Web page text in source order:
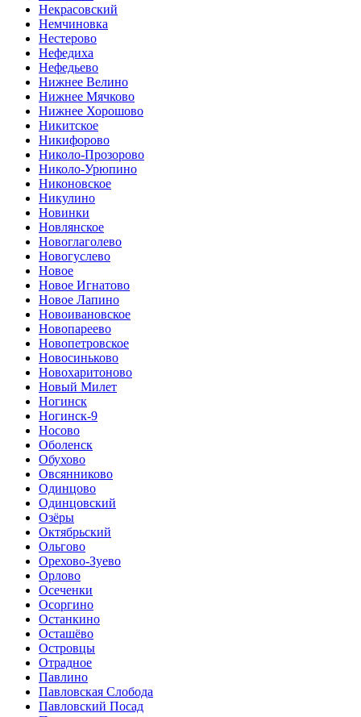
Некрасовский
Немчиновка
Нестерово
Нефедиха
Нефедьево
Нижнее Велино
Нижнее Мячково
Нижнее Хорошово
Никитское
Никифорово
Николо-Прозорово
Николо-Урюпино
Никоновское
Никулино
Новинки
Новлянское
Новоглаголево
Новогуслево
Новое
Новое Игнатово
Новое Лапино
Новоивановское
Новопареево
Новопетровское
Новосиньково
Новохаритоново
Новый Милет
Ногинск
Ногинск-9
Носово
Оболенск
Обухово
Овсянниково
Одинцово
Одинцовский
Озёры
Октябрьский
Ольгово
Орехово-Зуево
Орлово
Осеченки
Осоргино
Останкино
Осташёво
Островцы
Отрадное
Павлино
Павловская Слобода
Павловский Посад